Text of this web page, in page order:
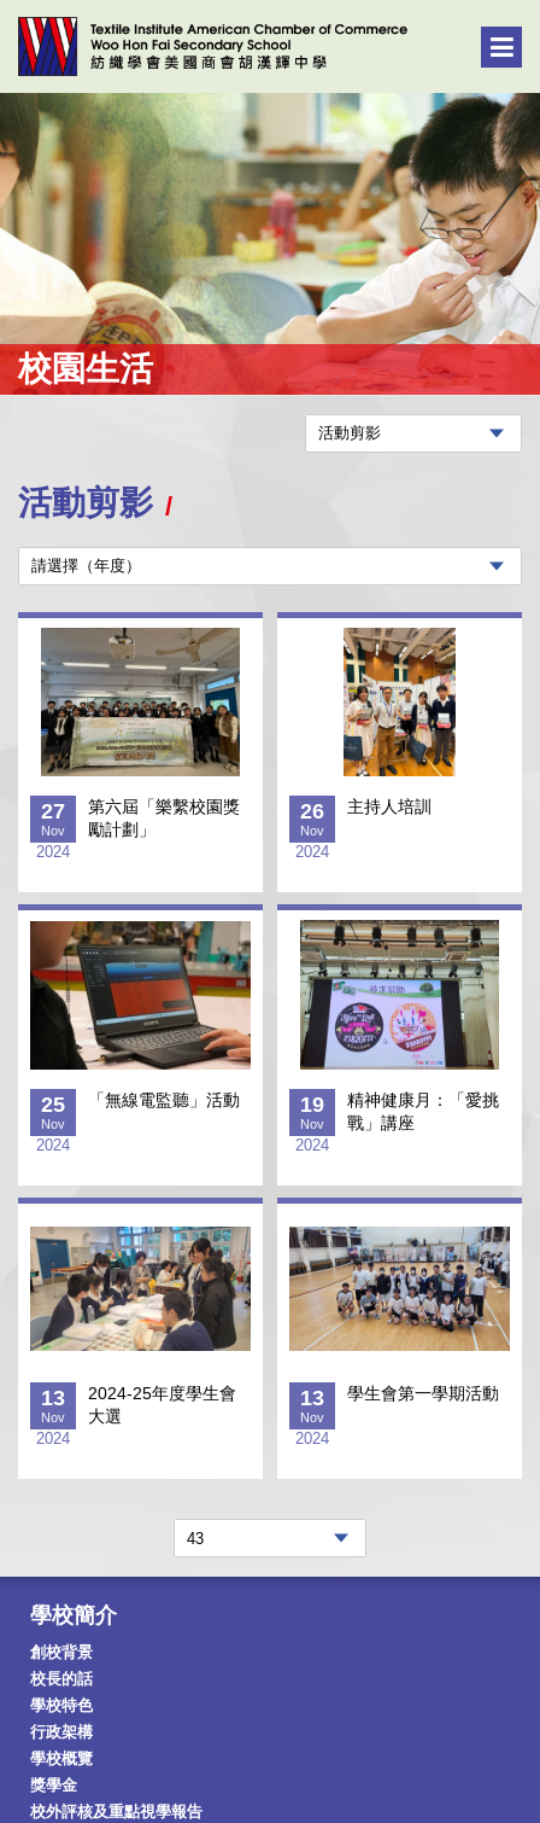
校園生活
活動剪影
27
Nov
2024
第六屆「樂繫校園獎
勵計劃」
26
Nov
2024
主持人培訓
25
Nov
2024
「無線電監聽」活動 19
Nov
2024
精神健康月：「愛挑
戰」講座
13
Nov
2024
2024-25年度學生會
大選
13
Nov
2024
學生會第一學期活動
學校簡介
創校背景
校長的話
學校特色
行政架構
學校概覽
獎學金
校外評核及重點視學報告